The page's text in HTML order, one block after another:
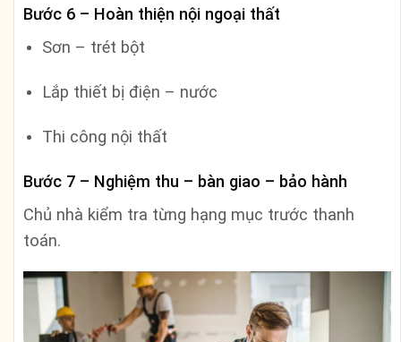
Bước 6 – Hoàn thiện nội ngoại thất
Sơn – trét bột
Lắp thiết bị điện – nước
Thi công nội thất
Bước 7 – Nghiệm thu – bàn giao – bảo hành
Chủ nhà kiểm tra từng hạng mục trước thanh
toán.